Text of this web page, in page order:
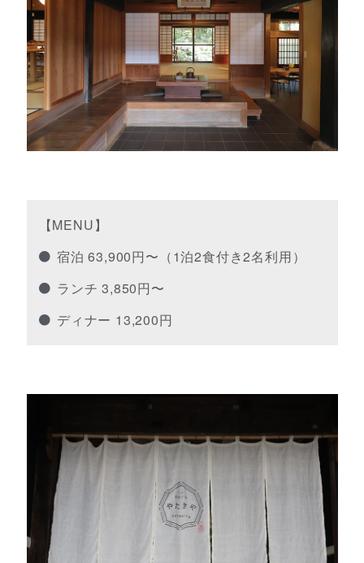
【MENU】
宿泊 63,900円〜（1泊2食付き2名利用）
ランチ 3,850円〜
ディナー 13,200円